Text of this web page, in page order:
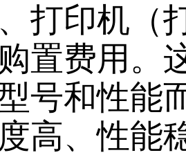
打印机（
置费用。
号和性能
高、性能